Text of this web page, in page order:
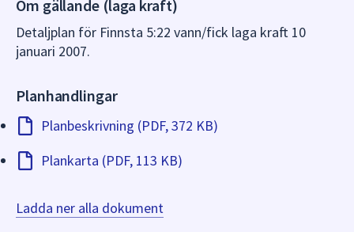
Om gällande (laga kraft)
Detaljplan för Finnsta 5:22 vann/fick laga kraft 10
januari 2007.
Planhandlingar
Planbeskrivning (PDF, 372 KB)
Plankarta (PDF, 113 KB)
Ladda ner alla dokument